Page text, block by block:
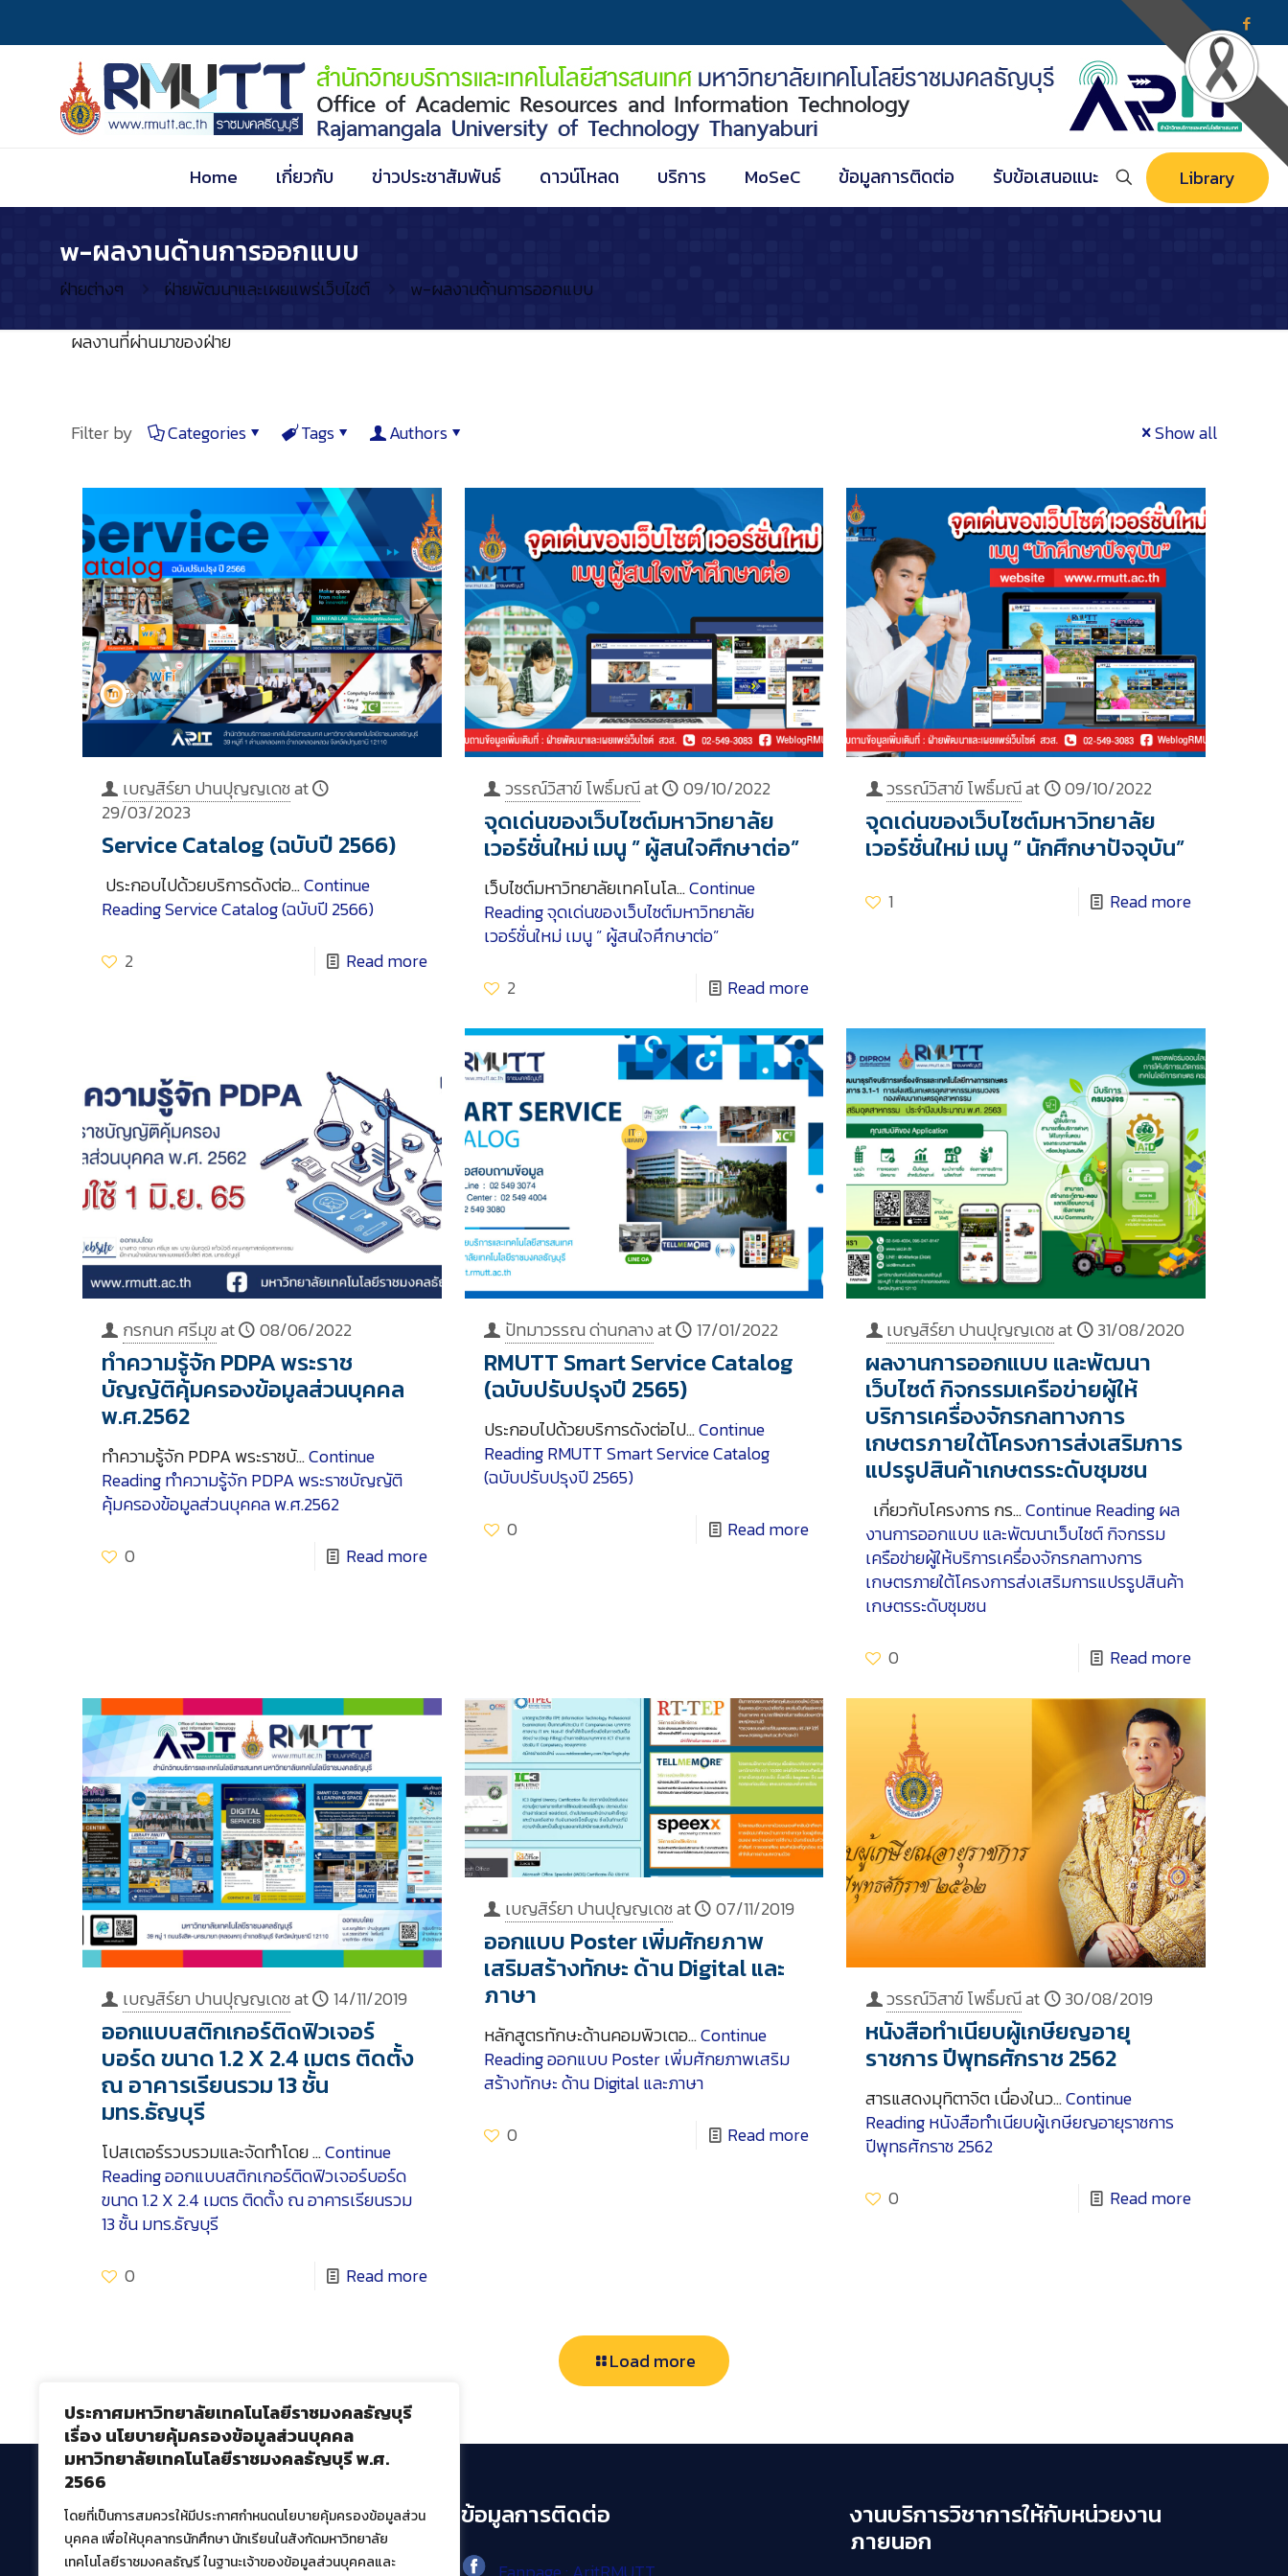
ประกาศมหาวิทยาลัยเทคโนโลยีราชมงคลธัญบุรี
เรื่อง นโยบายคุ้มครองข้อมูลส่วนบุคคล
มหาวิทยาลัยเทคโนโลยีราชมงคลธัญบุรี พ.ศ.
2566
โดยที่เป็นการสมควรให้มีประกาศกำหนดนโยบายคุ้มครองข้อมูลส่วน
บุคคล เพื่อให้บุคลากรนักศึกษา นักเรียนในสังกัดมหาวิทยาลัย
เทคโนโลยีราชมงคลธัญรี ในฐานะเจ้าของข้อมูลส่วนบุคคลและ
Home เกี่ยวกับ ข่าวประชาสัมพันธ์ ดาวน์โหลด บริการ MoSeC ข้อมูลการติดต่อ รับข้อเสนอแนะ Library
w-ผลงานด้านการออกแบบ
ฝ่ายต่างๆ ฝ่ายพัฒนาและเผยแพร่เว็บไซต์ w-ผลงานด้านการออกแบบ
ผลงานที่ผ่านมาของฝ่าย
Filter by Categories Tags Authors Show all
เบญสิร์ยา ปานปุญญเดชat
29/03/2023
Service Catalog (ฉบับปี 2566)
ประกอบไปด้วยบริการดังต่อ…Continue
ReadingService Catalog (ฉบับปี 2566)
2
Read more
วรรณ์วิสาข์ โพธิ์มณีat 09/10/2022
จุดเด่นของเว็บไซต์มหาวิทยาลัย
เวอร์ชั่นใหม่ เมนู ” ผู้สนใจศึกษาต่อ”
เว็บไซต์มหาวิทยาลัยเทคโนโล…Continue
Readingจุดเด่นของเว็บไซต์มหาวิทยาลัย
เวอร์ชั่นใหม่ เมนู ” ผู้สนใจศึกษาต่อ”
2
Read more
วรรณ์วิสาข์ โพธิ์มณีat 09/10/2022
จุดเด่นของเว็บไซต์มหาวิทยาลัย
เวอร์ชั่นใหม่ เมนู ” นักศึกษาปัจจุบัน”
1 Read more
กรกนก ศรีมุขat 08/06/2022
ทำความรู้จัก PDPA พระราช
บัญญัติคุ้มครองข้อมูลส่วนบุคคล
พ.ศ.2562
ทำความรู้จัก PDPA พระราชบั…Continue
Readingทำความรู้จัก PDPA พระราชบัญญัติ
คุ้มครองข้อมูลส่วนบุคคล พ.ศ.2562
0
Read more
ปัทมาวรรณ ด่านกลางat 17/01/2022
RMUTT Smart Service Catalog
(ฉบับปรับปรุงปี 2565)
ประกอบไปด้วยบริการดังต่อไป…Continue
ReadingRMUTT Smart Service Catalog
(ฉบับปรับปรุงปี 2565)
0
Read more
เบญสิร์ยา ปานปุญญเดชat 31/08/2020
ผลงานการออกแบบ และพัฒนา
เว็บไซต์ กิจกรรมเครือข่ายผู้ให้
บริการเครื่องจักรกลทางการ
เกษตรภายใต้โครงการส่งเสริมการ
แปรรูปสินค้าเกษตรระดับชุมชน
เกี่ยวกับโครงการ กร…Continue Readingผล
งานการออกแบบ และพัฒนาเว็บไซต์ กิจกรรม
เครือข่ายผู้ให้บริการเครื่องจักรกลทางการ
เกษตรภายใต้โครงการส่งเสริมการแปรรูปสินค้า
เกษตรระดับชุมชน
0
Read more
เบญสิร์ยา ปานปุญญเดชat 14/11/2019
ออกแบบสติกเกอร์ติดฟิวเจอร์
บอร์ด ขนาด 1.2 X 2.4 เมตร ติดตั้ง
ณ อาคารเรียนรวม 13 ชั้น
มทร.ธัญบุรี
โปสเตอร์รวบรวมและจัดทำโดย …Continue
Readingออกแบบสติกเกอร์ติดฟิวเจอร์บอร์ด
ขนาด 1.2 X 2.4 เมตร ติดตั้ง ณ อาคารเรียนรวม
13 ชั้น มทร.ธัญบุรี
0
Read more
เบญสิร์ยา ปานปุญญเดชat 07/11/2019
ออกแบบ Poster เพิ่มศักยภาพ
เสริมสร้างทักษะ ด้าน Digital และ
ภาษา
หลักสูตรทักษะด้านคอมพิวเตอ…Continue
Readingออกแบบ Poster เพิ่มศักยภาพเสริม
สร้างทักษะ ด้าน Digital และภาษา
0
Read more
วรรณ์วิสาข์ โพธิ์มณีat 30/08/2019
หนังสือทำเนียบผู้เกษียญอายุ
ราชการ ปีพุทธศักราช 2562
สารแสดงมุทิตาจิต เนื่องในว…Continue
Readingหนังสือทำเนียบผู้เกษียญอายุราชการ
ปีพุทธศักราช 2562
0
Read more
Load more
สำนักวิทยบริการและเทคโนโลยีสารสนเทศ
มหาวิทยาลัยเทคโนโลยีราชมงคลธัญบุรี
ข้อมูลการติดต่อ
งานบริการวิชาการให้กับหน่วยงาน
ภายนอก